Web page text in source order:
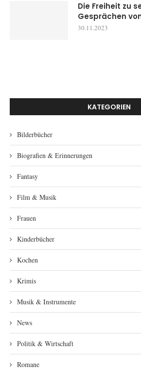
Die Freiheit zu
Gesprächen
30.11.2023
KATEGORIEN
Bilderbücher
Biografien & Erinnerungen
Fantasy
Film & Musik
Frauen
Kinderbücher
Kochen
Krimis
Musik & Instrumente
News
Politik & Wirtschaft
Romane